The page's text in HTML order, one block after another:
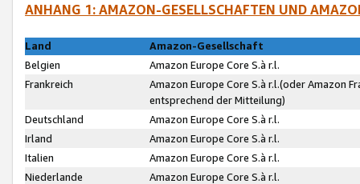
ANHANG 1: AMAZON-GESELLSCHAFTEN UND
Land
Amazon-Gesellschaft
Belgien
Amazon Europe Core S.à r.l.
Frankreich
Amazon Europe Core S.à r.l.(oder Amazon
entsprechend der Mitteilung)
Deutschland
Amazon Europe Core S.à r.l.
Irland
Amazon Europe Core S.à r.l.
Italien
Amazon Europe Core S.à r.l.
Niederlande
Amazon Europe Core S.à r.l.